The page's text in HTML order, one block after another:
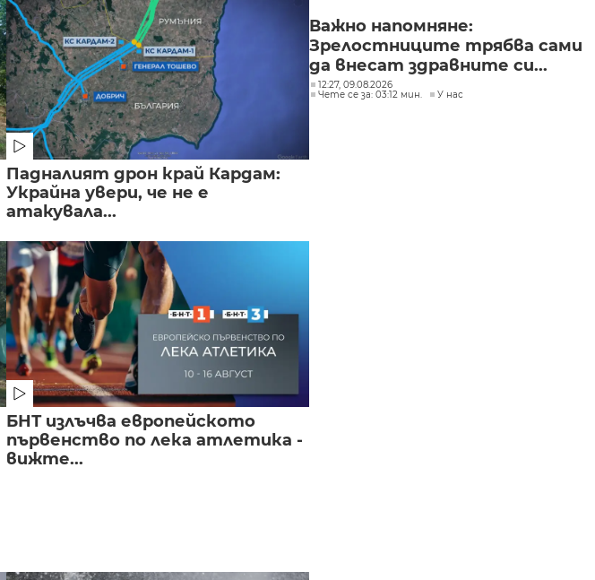
Падналият дрон край Кардам:
Украйна увери, че не е
атакувала...
БНТ излъчва европейското
първенство по лека атлетика -
вижте...
Важно напомняне:
Зрелостниците трябва сами
да внесат здравните си...
12:27, 09.08.2026
Чете се за: 03:12 мин.
У нас